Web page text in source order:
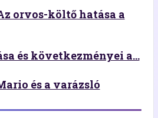
orvos-költő hatása a
és következményei a...
és a varázsló